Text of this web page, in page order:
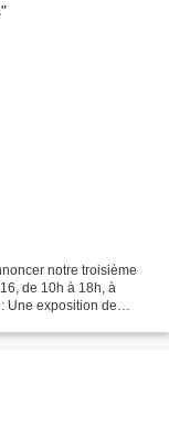
notre troisième
de 10h à 18h, à
Une exposition de